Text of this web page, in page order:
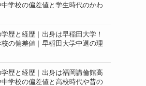
学校の偏差値と学生時代のかわ
歴と経歴｜出身は早稲田大学！
の偏差値｜早稲田大学中退の理
歴と経歴｜出身は福岡講倫館高
学校の偏差値と高校時代や昔の